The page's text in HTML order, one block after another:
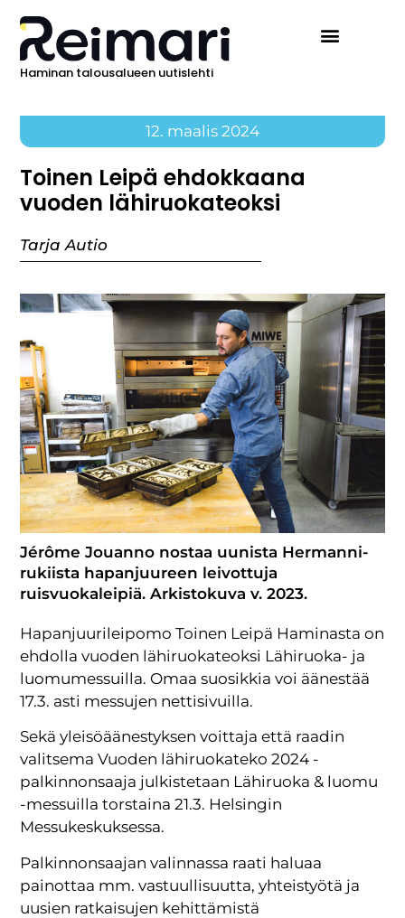
Haminan talousalueen uutislehti
12. maalis 2024
Toinen Leipä ehdokkaana
vuoden lähiruokateoksi
Tarja Autio
Jérôme Jouanno nostaa uunista Hermanni-
rukiista hapanjuureen leivottuja
ruisvuokaleipiä. Arkistokuva v. 2023.
Hapanjuurileipomo Toinen Leipä Haminasta on
ehdolla vuoden lähiruokateoksi Lähiruoka- ja
luomumessuilla. Omaa suosikkia voi äänestää
17.3. asti messujen nettisivuilla.
Sekä yleisöäänestyksen voittaja että raadin
valitsema Vuoden lähiruokateko 2024 -
palkinnonsaaja julkistetaan Lähiruoka & luomu
-messuilla torstaina 21.3. Helsingin
Messukeskuksessa.
Palkinnonsaajan valinnassa raati haluaa
painottaa mm. vastuullisuutta, yhteistyötä ja
uusien ratkaisujen kehittämistä